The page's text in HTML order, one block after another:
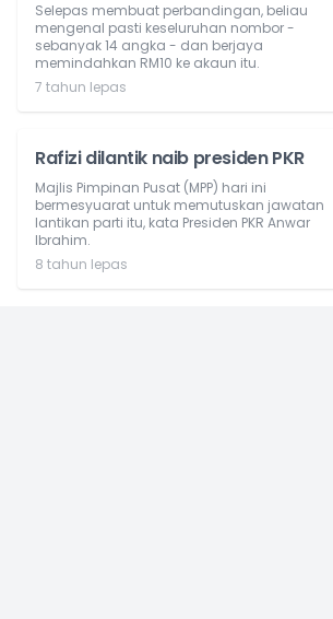
Selepas membuat perbandingan, beliau
mengenal pasti keseluruhan nombor -
sebanyak 14 angka - dan berjaya
memindahkan RM10 ke akaun itu.
7 tahun lepas
Rafizi dilantik naib presiden PKR
Majlis Pimpinan Pusat (MPP) hari ini
bermesyuarat untuk memutuskan jawatan
lantikan parti itu, kata Presiden PKR Anwar
Ibrahim.
8 tahun lepas